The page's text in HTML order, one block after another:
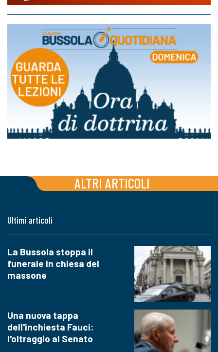
ALTRI ARTICOLI
Ultimi articoli
La Bussola stoppa il
funerale in chiesa del
massone
Una nuova tappa
dell'inchiesta Fauci:
l'oltraggio al Senato